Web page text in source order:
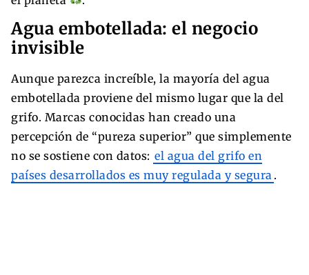
Agua embotellada: el negocio
invisible
Aunque parezca increíble, la mayoría del agua
embotellada proviene del mismo lugar que la del
grifo. Marcas conocidas han creado una
percepción de “pureza superior” que simplemente
no se sostiene con datos: el agua del grifo en
países desarrollados es muy regulada y segura .